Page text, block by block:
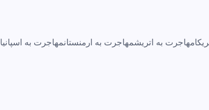
مهاجرت به اتریشمهاجرت به ارمنستانمهاجرت به اسپانیا